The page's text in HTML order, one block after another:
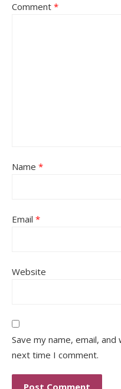
Comment *
Name *
Email *
Website
Save my name, email,
next time I comment.